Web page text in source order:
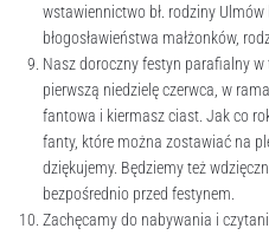
wstawiennictwo bł. rodziny
błogosławieństwa małżonków,
Nasz doroczny festyn parafialny
pierwszą niedzielę czerwca, w
fantowa i kiermasz ciast. Jak co
fanty, które można zostawiać na
dziękujemy. Będziemy też
bezpośrednio przed festynem.
Zachęcamy do nabywania i